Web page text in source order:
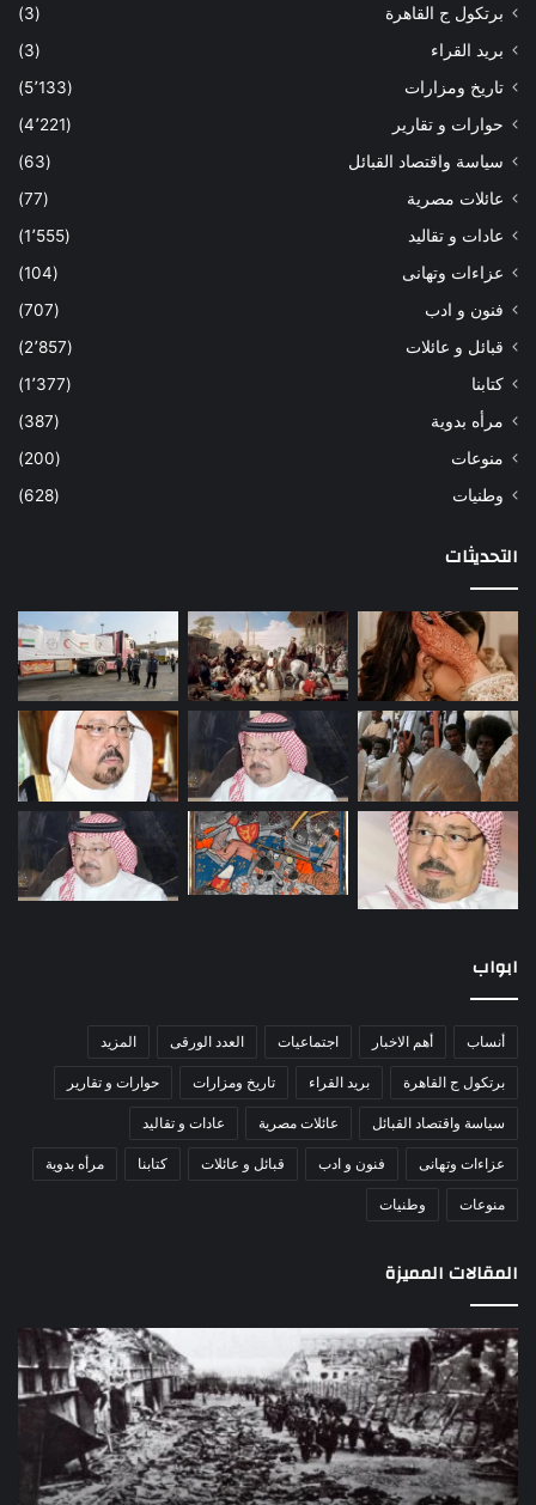
برتكول ج القاهرة
(3)
بريد القراء
(3)
تاريخ ومزارات
(5٬133)
حوارات و تقارير
(4٬221)
سياسة واقتصاد القبائل
(63)
عائلات مصرية
(77)
عادات و تقاليد
(1٬555)
عزاءات وتهانى
(104)
فنون و ادب
(707)
قبائل و عائلات
(2٬857)
كتابنا
(1٬377)
مرأه بدوية
(387)
منوعات
(200)
وطنيات
(628)
التحديثات
ابواب
أنساب أهم الاخبار اجتماعيات العدد الورقى المزيد
برتكول ج القاهرة بريد القراء تاريخ ومزارات حوارات و تقارير
سياسة واقتصاد القبائل عائلات مصرية عادات و تقاليد
عزاءات وتهانى فنون و ادب قبائل و عائلات كتابنا مرأه بدوية
منوعات وطنيات
المقالات المميزة
اللواء
دكتور
راضي
عبدالمعطي
يكتب:
30
يونيو